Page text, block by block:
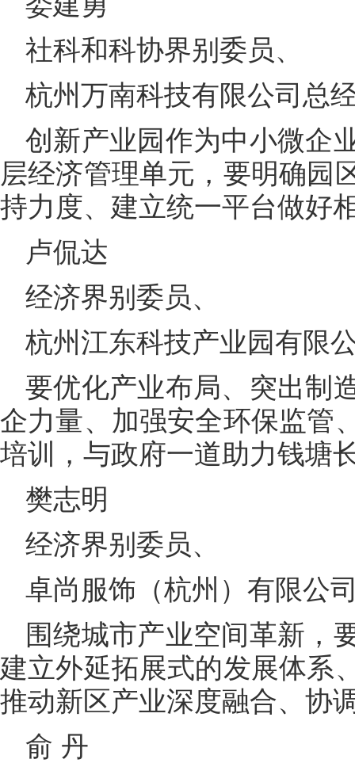
社科和科协界别委员、
杭州万南科技有限公司总
创新产业园作为中小微企
层经济管理单元，要明确园
持力度、建立统一平台做好
卢侃达
经济界别委员、
杭州江东科技产业园有限
要优化产业布局、突出制
企力量、加强安全环保监管
培训，与政府一道助力钱塘
樊志明
经济界别委员、
卓尚服饰（杭州）有限公
围绕城市产业空间革新，
建立外延拓展式的发展体系
推动新区产业深度融合、协
俞 丹